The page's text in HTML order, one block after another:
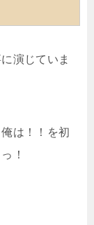
演じていま
は！！を初
！